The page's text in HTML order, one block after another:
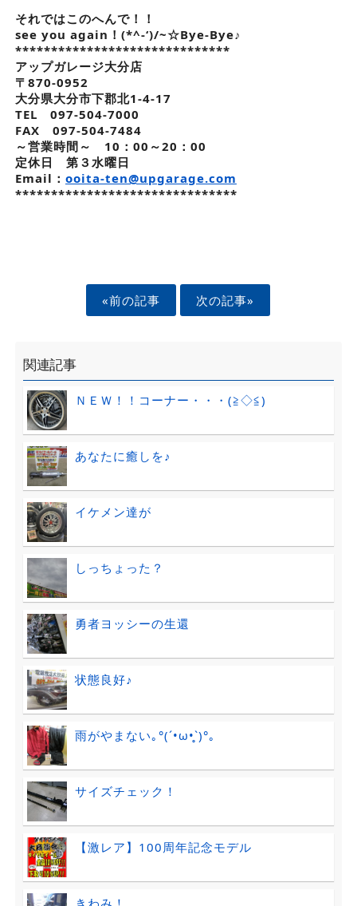
それではこのへんで！！
see you again！(*^-‘)/~☆Bye-Bye♪
******************************
アップガレージ大分店
〒870-0952
大分県大分市下郡北1-4-17
TEL 097-504-7000
FAX 097-504-7484
～営業時間～ 10：00～20：00
定休日 第３水曜日
Email： ooita-ten@upgarage.com
*******************************
«前の記事 次の記事»
関連記事
ＮＥＷ！！コーナー・・・(≧◇≦)
あなたに癒しを♪
イケメン達が
しっちょった？
勇者ヨッシーの生還
状態良好♪
雨がやまない｡°(´•ω•̥`)°｡
サイズチェック！
【激レア】100周年記念モデル
きわみ！